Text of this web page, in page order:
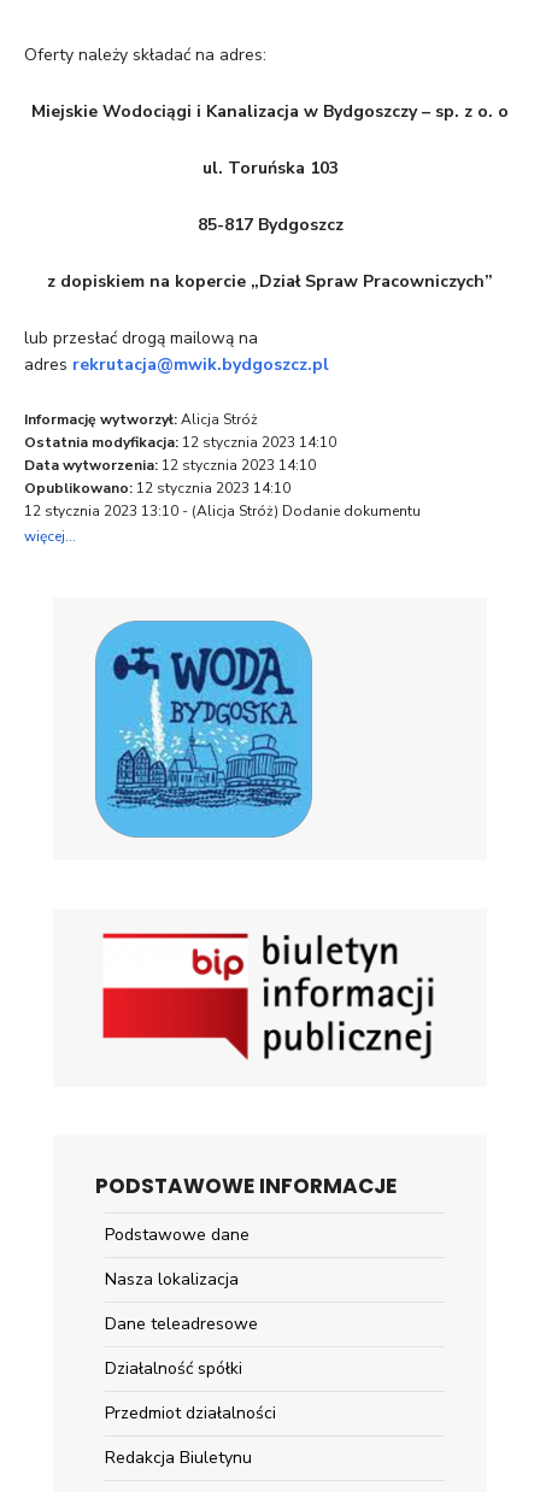
Oferty należy składać na adres:
Miejskie Wodociągi i Kanalizacja w Bydgoszczy – sp. z o. o
ul. Toruńska 103
85-817 Bydgoszcz
z dopiskiem na kopercie „Dział Spraw Pracowniczych”
lub przesłać drogą mailową na
adres rekrutacja@mwik.bydgoszcz.pl
Informację wytworzył:Alicja Stróż
Ostatnia modyfikacja: 12 stycznia 2023 14:10
Data wytworzenia: 12 stycznia 2023 14:10
Opublikowano: 12 stycznia 2023 14:10
12 stycznia 2023 13:10 - (Alicja Stróż) Dodanie dokumentu
więcej...
PODSTAWOWE INFORMACJE
Podstawowe dane
Nasza lokalizacja
Dane teleadresowe
Działalność spółki
Przedmiot działalności
Redakcja Biuletynu